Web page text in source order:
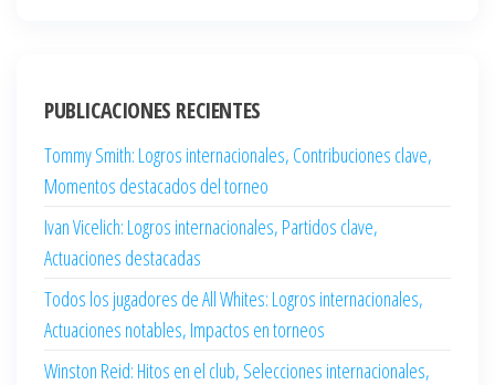
PUBLICACIONES RECIENTES
Tommy Smith: Logros internacionales, Contribuciones clave,
Momentos destacados del torneo
Ivan Vicelich: Logros internacionales, Partidos clave,
Actuaciones destacadas
Todos los jugadores de All Whites: Logros internacionales,
Actuaciones notables, Impactos en torneos
Winston Reid: Hitos en el club, Selecciones internacionales,